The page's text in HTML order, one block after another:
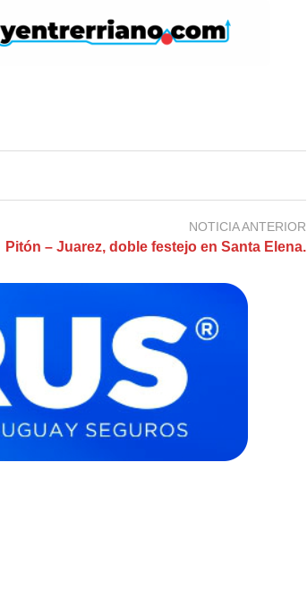
NOTICIA ANTERIOR
Pitón – Juarez, doble festejo en Santa Elena.